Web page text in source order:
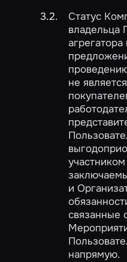
Статус
владельца
не
и
связанные
напрямую.